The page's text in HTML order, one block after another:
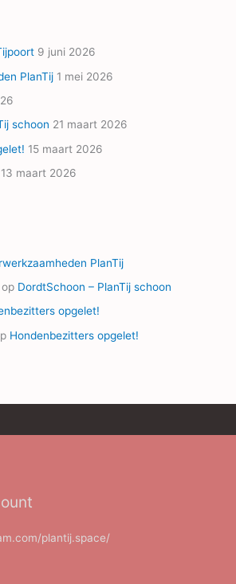
9 juni 2026
PlanTij 1 mei 2026
schoon 21 maart 2026
15 maart 2026
13 maart 2026
PlanTij
op DordtSchoon – PlanTij schoon
opgelet!
Hondenbezitters opgelet!
plantij.space/